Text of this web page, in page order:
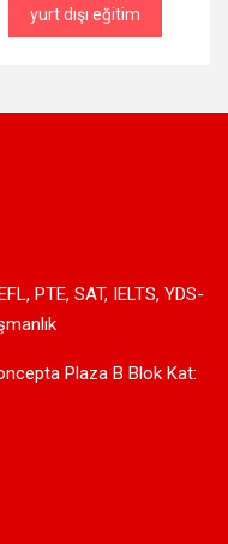
yurt dışı eğitim
PTE, SAT, IELTS, YDS-
Plaza B Blok Kat: